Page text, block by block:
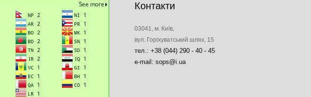
Контакти
03041, м. Київ,
вул. Горіхуватський шлях, 15
тел.: +38 (044) 290 - 40 - 45
e-mail: sops@i.ua